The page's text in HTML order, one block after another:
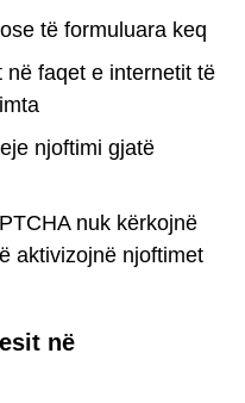
të formuluara keq
në faqet e internetit të
njoftimi gjatë
nuk kërkojnë
aktivizojnë njoftimet
në